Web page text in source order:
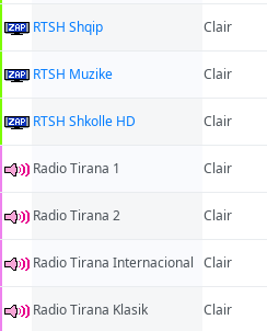
RTSH Shqip Clair
RTSH Muzike Clair
RTSH Shkolle HD Clair
Radio Tirana 1 Clair
Radio Tirana 2 Clair
Radio Tirana Internacional Clair
Radio Tirana Klasik Clair